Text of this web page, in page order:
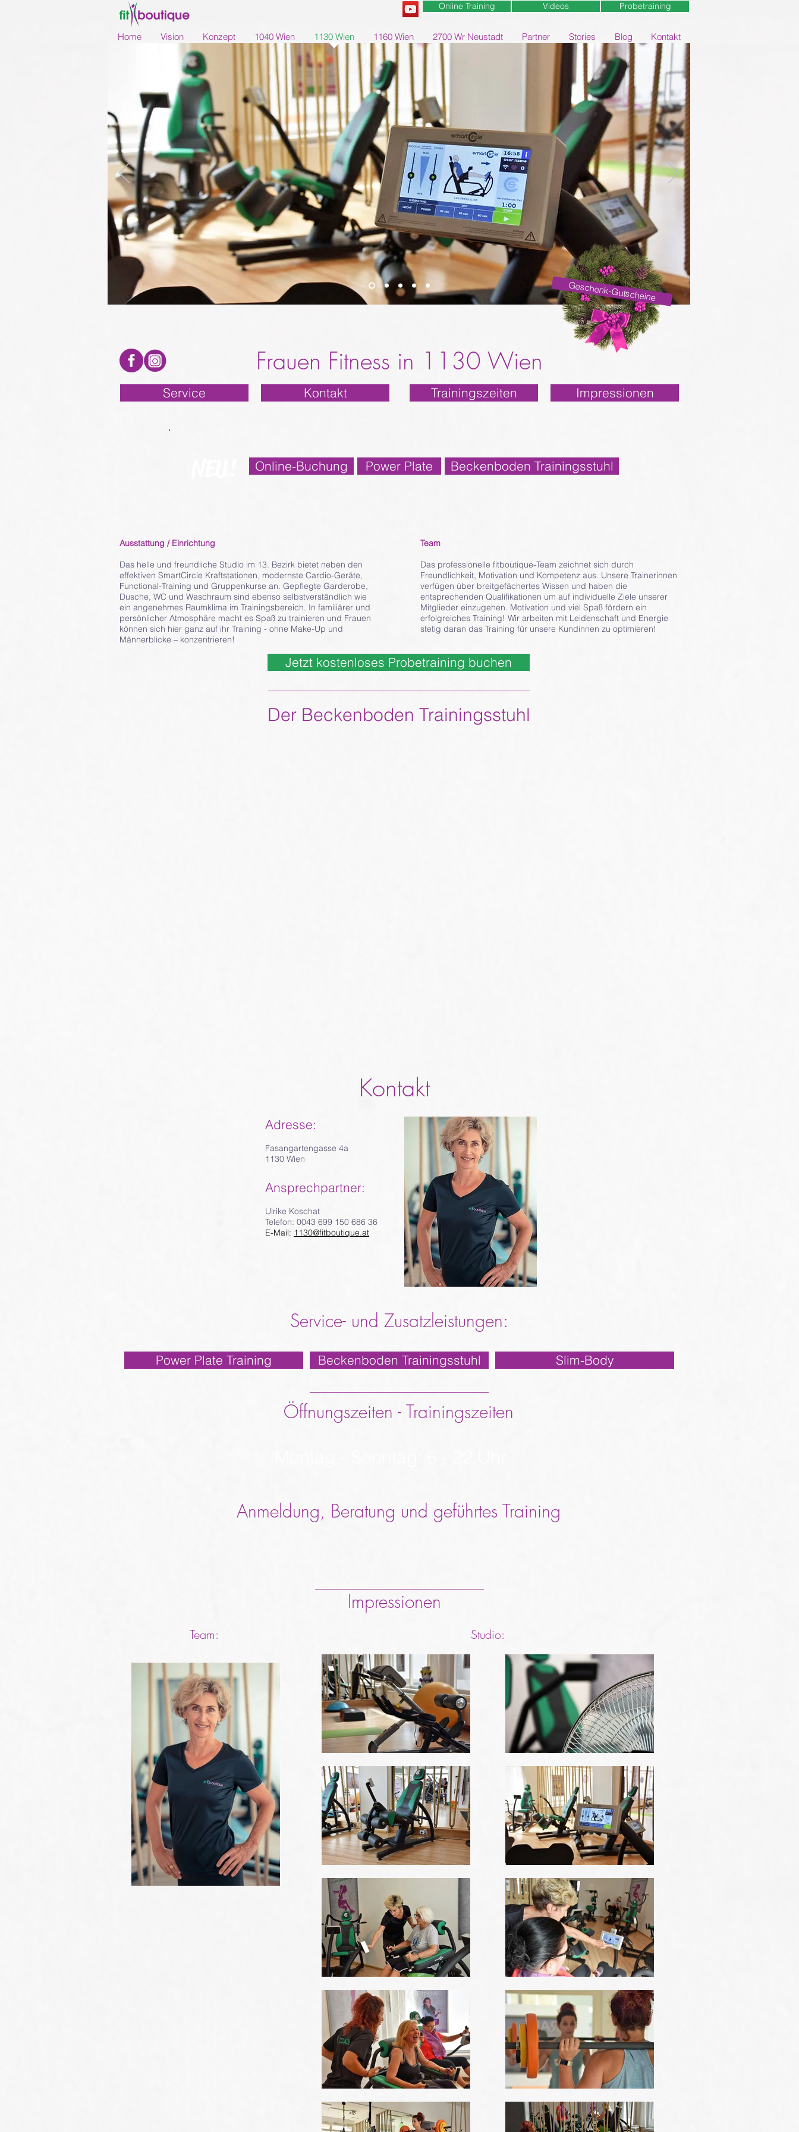
Online Training Videos Probetraining
Home Vision Konzept 1040 Wien 1130 Wien 1160 Wien 2700 Wr Neustadt Partner Stories Blog Kontakt
Geschenk-Gutscheine
Frauen Fitness in 1130 Wien
Service Kontakt Trainingszeiten Impressionen
Online-Buchung Power Plate Beckenboden Trainingsstuhl
Ausstattung / Einrichtung
Das helle und freundliche Studio im 13. Bezirk bietet neben den
effektiven SmartCircle Kraftstationen, modernste Cardio-Geräte,
Functional-Training und Gruppenkurse an. Gepflegte Garderobe,
Dusche, WC und Waschraum sind ebenso selbstverständlich wie
ein angenehmes Raumklima im Trainingsbereich. In familiärer und
persönlicher Atmosphäre macht es Spaß zu trainieren und Frauen
können sich hier ganz auf ihr Training - ohne Make-Up und
Männerblicke – konzentrieren!
Team
Das professionelle fitboutique-Team zeichnet sich durch
Freundlichkeit, Motivation und Kompetenz aus. Unsere Trainerinnen
verfügen über breitgefächertes Wissen und haben die
entsprechenden Qualifikationen um auf individuelle Ziele unserer
Mitglieder einzugehen. Motivation und viel Spaß fördern ein
erfolgreiches Training! Wir arbeiten mit Leidenschaft und Energie
stetig daran das Training für unsere Kundinnen zu optimieren!
Jetzt kostenloses Probetraining buchen
Der Beckenboden Trainingsstuhl
Kontakt
Adresse:
Fasangartengasse 4a
1130 Wien
Ansprechpartner:
Ulrike Koschat
Telefon: 0043 699 150 686 36
E-Mail: 1130@fitboutique.at
Service- und Zusatzleistungen:
Power Plate Training Beckenboden Trainingsstuhl Slim-Body
Öffnungszeiten - Trainingszeiten
Anmeldung, Beratung und geführtes Training
Impressionen
Team: Studio: